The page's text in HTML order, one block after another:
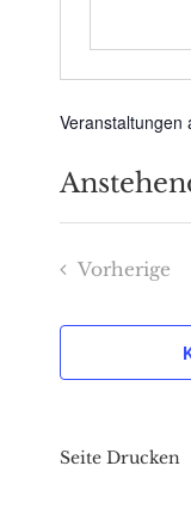
Veranstaltungen
Datum
wählen.
Vorherige
Seite Drucken